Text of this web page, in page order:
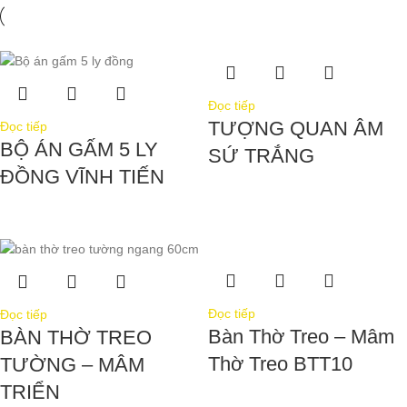
Đọc tiếp
BỘ ÁN GẤM 5 LY
ĐỒNG VĨNH TIẾN
Đọc tiếp
TƯỢNG QUAN ÂM
SỨ TRẮNG
Đọc tiếp
BÀN THỜ TREO
TƯỜNG – MÂM
TRIỂN
Đọc tiếp
Bàn Thờ Treo – Mâm
Thờ Treo BTT10